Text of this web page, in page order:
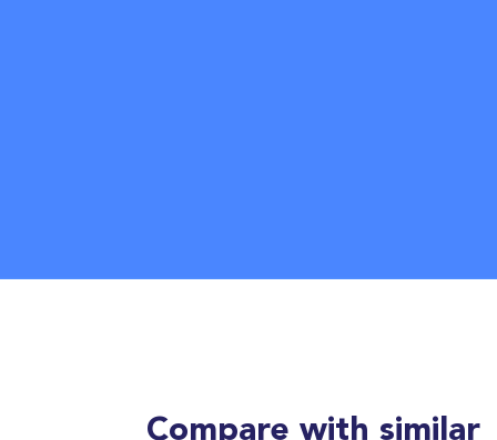
Compare with similar